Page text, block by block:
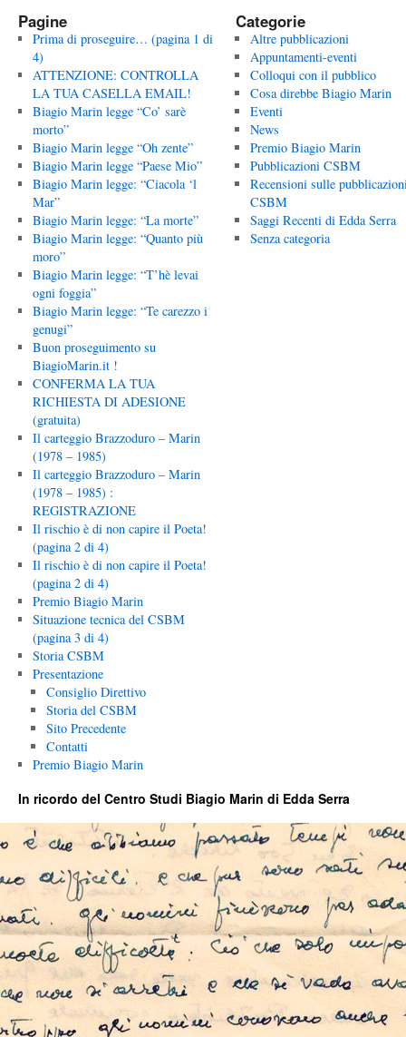
Pagine
Prima di proseguire… (pagina 1 di
4)
ATTENZIONE: CONTROLLA
LA TUA CASELLA EMAIL!
Biagio Marin legge “Co’ sarè
morto”
Biagio Marin legge “Oh zente”
Biagio Marin legge “Paese Mio”
Biagio Marin legge: “Ciacola ‘l
Mar”
Biagio Marin legge: “La morte”
Biagio Marin legge: “Quanto più
moro”
Biagio Marin legge: “T’hè levai
ogni foggia”
Biagio Marin legge: “Te carezzo i
genugi”
Buon proseguimento su
BiagioMarin.it !
CONFERMA LA TUA
RICHIESTA DI ADESIONE
(gratuita)
Il carteggio Brazzoduro – Marin
(1978 – 1985)
Il carteggio Brazzoduro – Marin
(1978 – 1985) :
REGISTRAZIONE
Il rischio è di non capire il Poeta!
(pagina 2 di 4)
Il rischio è di non capire il Poeta!
(pagina 2 di 4)
Premio Biagio Marin
Situazione tecnica del CSBM
(pagina 3 di 4)
Storia CSBM
Presentazione
Consiglio Direttivo
Storia del CSBM
Sito Precedente
Contatti
Premio Biagio Marin
Categorie
Altre pubblicazioni
Appuntamenti-eventi
Colloqui con il pubblico
Cosa direbbe Biagio Marin
Eventi
News
Premio Biagio Marin
Pubblicazioni CSBM
Recensioni sulle
CSBM
Saggi Recenti di Edda Serra
Senza categoria
In ricordo del Centro Studi Biagio Marin di Edda Serra